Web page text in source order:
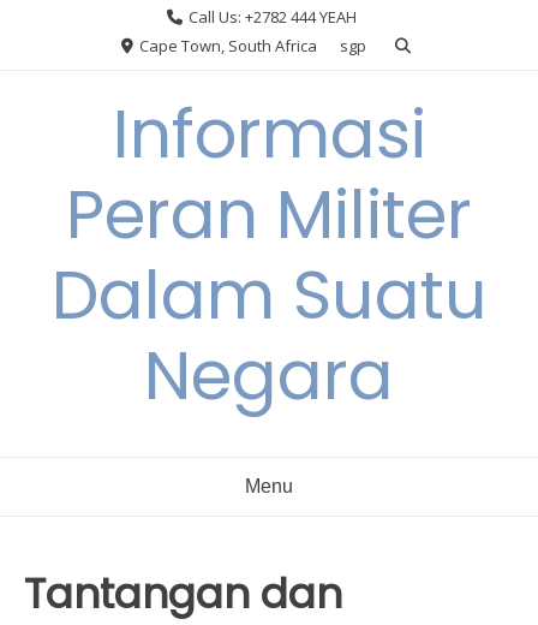
Call Us: +2782 444 YEAH
Cape Town, South Africa
sgp
Informasi
Peran Militer
Dalam Suatu
Negara
Menu
Tantangan dan